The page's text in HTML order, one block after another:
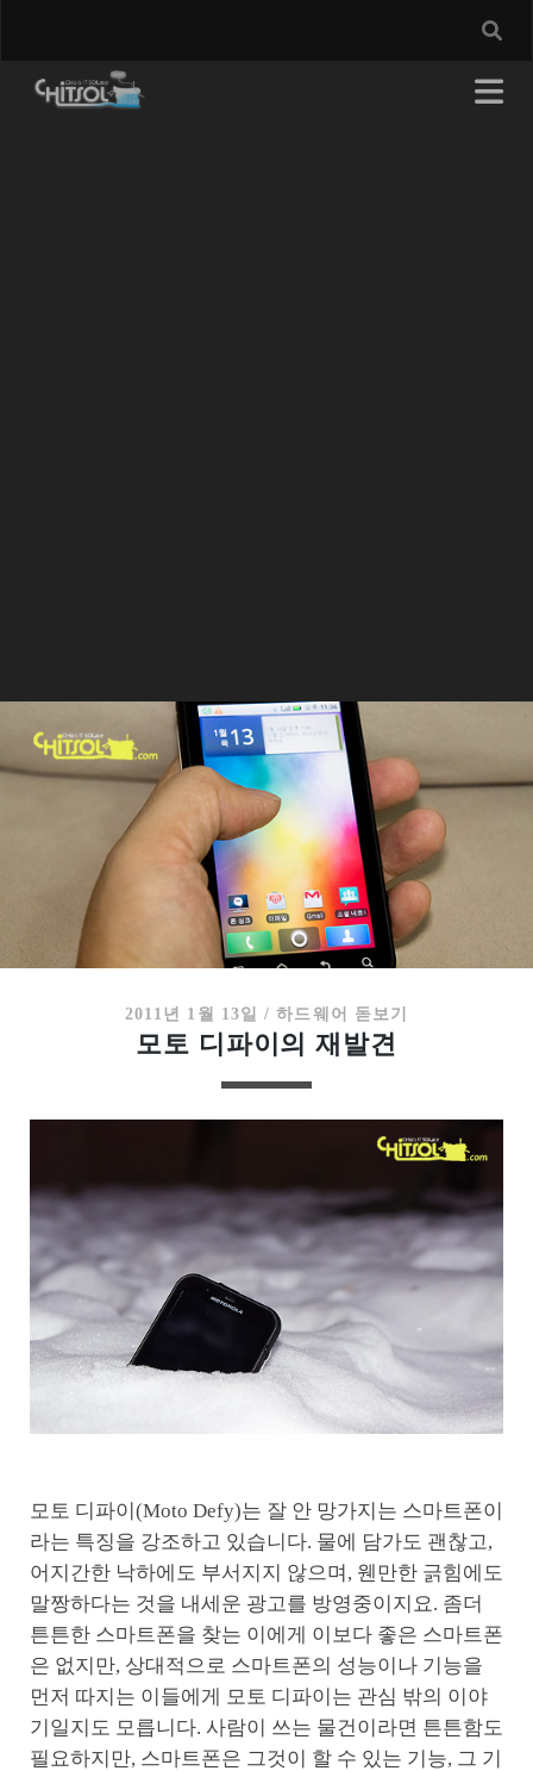
2011년 1월 13일 /하드웨어 돋보기
모토 디파이의 재발견
모토 디파이(Moto Defy)는 잘 안 망가지는 스마트폰이
라는 특징을 강조하고 있습니다. 물에 담가도 괜찮고,
어지간한 낙하에도 부서지지 않으며, 웬만한 긁힘에도
말짱하다는 것을 내세운 광고를 방영중이지요. 좀더
튼튼한 스마트폰을 찾는 이에게 이보다 좋은 스마트폰
은 없지만, 상대적으로 스마트폰의 성능이나 기능을
먼저 따지는 이들에게 모토 디파이는 관심 밖의 이야
기일지도 모릅니다. 사람이 쓰는 물건이라면 튼튼함도
필요하지만, 스마트폰은 그것이 할 수 있는 기능, 그 기